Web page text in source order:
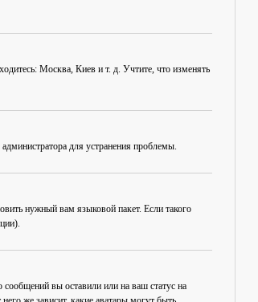
Москва, Киев и т. д. Учтите, что изменять
для устранения проблемы.
нужный вам языковой пакет. Если такого
вы оставили или на ваш статус на